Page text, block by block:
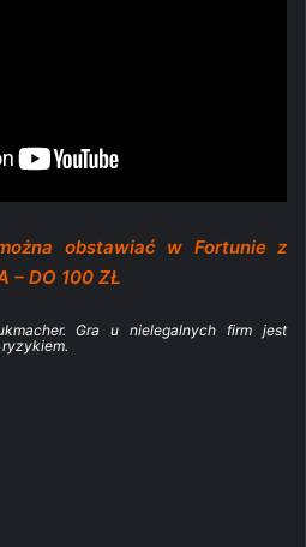
obstawiać w Fortunie z
– DO 100 ZŁ
Gra u nielegalnych firm jest